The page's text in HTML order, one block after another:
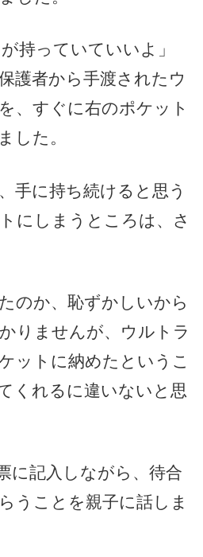
持っていていいよ」
護者から手渡されたウ
、すぐに右のポケット
した。
手に持ち続けると思う
にしまうところは、さ
のか、恥ずかしいから
りませんが、ウルトラ
ットに納めたというこ
くれるに違いないと思
に記入しながら、待合
うことを親子に話しま